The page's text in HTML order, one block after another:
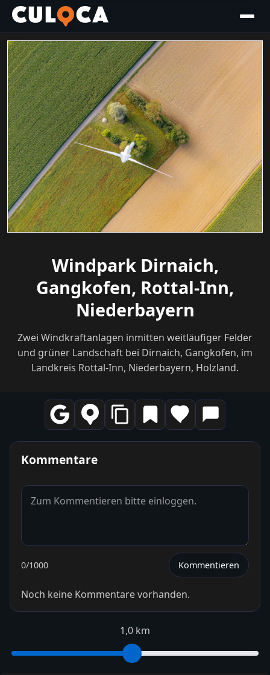
Windpark Dirnaich,
Gangkofen, Rottal-Inn,
Niederbayern
Zwei Windkraftanlagen inmitten weitläufiger Felder
und grüner Landschaft bei Dirnaich, Gangkofen, im
Landkreis Rottal-Inn, Niederbayern, Holzland.
Kommentare
0/1000 Kommentieren
Noch keine Kommentare vorhanden.
1,0 km